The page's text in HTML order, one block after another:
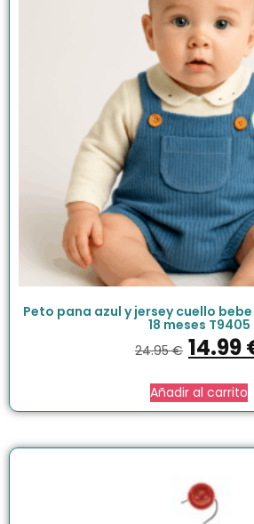
Peto pana azul y jersey cuello
18 meses T9405
24.95€ 14.99
Añadir al carrito